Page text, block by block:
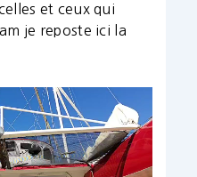
et ceux qui
je reposte ici la